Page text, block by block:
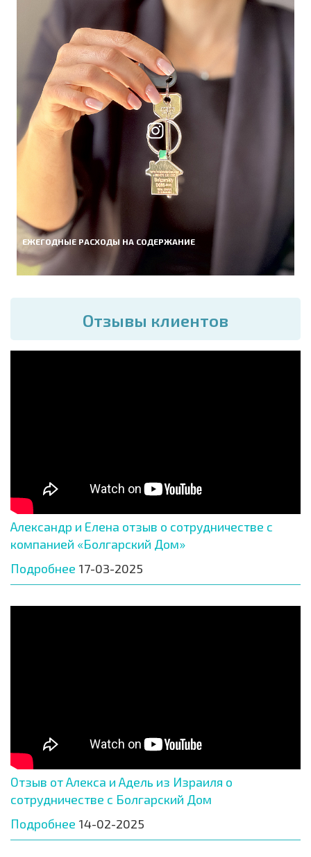
ЕЖЕГОДНЫЕ РАСХОДЫ НА СОДЕРЖАНИЕ
Отзывы клиентов
Александр и Елена отзыв о сотрудничестве с
компанией «Болгарский Дом»
Подробнее 17-03-2025
Отзыв от Алекса и Адель из Израиля о
сотрудничестве с Болгарский Дом
Подробнее 14-02-2025